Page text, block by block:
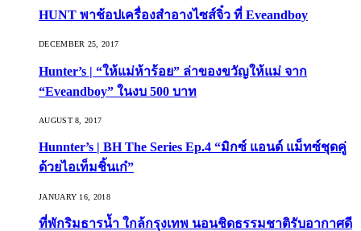
HUNT พาช้อปเครื่องสำอางไซส์จิ๋ว ที่ Eveandboy
DECEMBER 25, 2017
Hunter’s | “ให้แม่ห้าร้อย” ล่าของขวัญให้แม่ จาก
“Eveandboy” ในงบ 500 บาท
AUGUST 8, 2017
Hunnter’s | BH The Series Ep.4 “มิกซ์ แอนด์ แม็ทซ์ชุดคู่
ด้วยไอเท็มชิ้นเก๋”
JANUARY 16, 2018
ที่พักริมธารน้ำ ใกล้กรุงเทพ นอนชิดธรรมชาติรับอากาศดี